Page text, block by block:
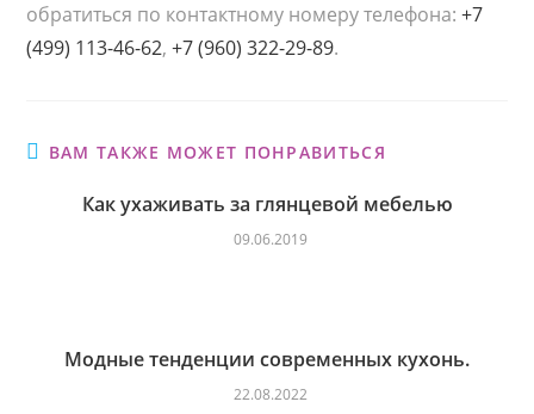
обратиться по контактному номеру телефона:+7
(499) 113-46-62,+7 (960) 322-29-89.
ВАМ ТАКЖЕ МОЖЕТ ПОНРАВИТЬСЯ
Как ухаживать за глянцевой мебелью
09.06.2019
Модные тенденции современных кухонь.
22.08.2022